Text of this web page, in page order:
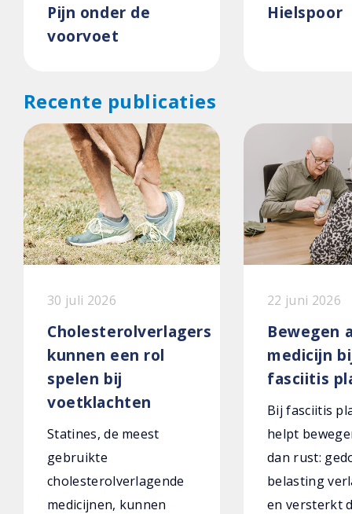
Pijn onder de
voorvoet
Hielspoor
Recente publicaties
30 juli 2026
Cholesterolverlagers
kunnen een rol
spelen bij
voetklachten
Statines, de meest
gebruikte
cholesterolverlagende
medicijnen, kunnen
22 juni 2026
Bewegen
medicijn
fasciitis
Bij fasciitis
helpt
dan rust:
belasting
en versterkt